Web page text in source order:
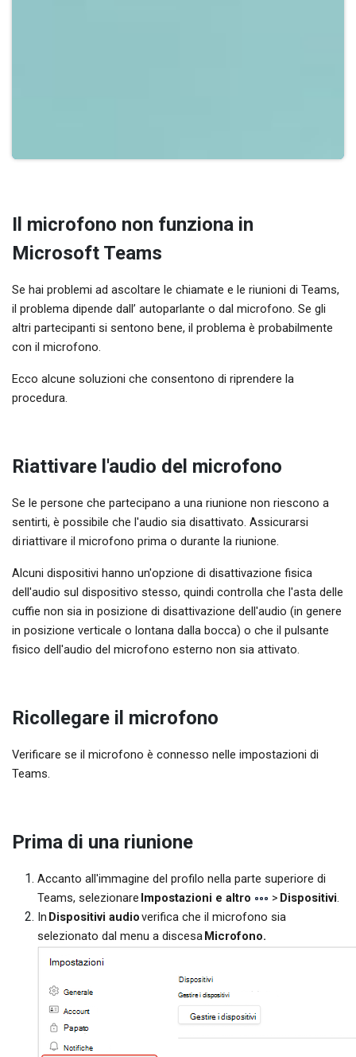
Il microfono non funziona in
Microsoft Teams
Se hai problemi ad ascoltare le chiamate e le riunioni di Teams,
il problema dipende dall’ autoparlante o dal microfono. Se gli
altri partecipanti si sentono bene, il problema è probabilmente
con il microfono.
Ecco alcune soluzioni che consentono di riprendere la
procedura.
Riattivare l'audio del microfono
Se le persone che partecipano a una riunione non riescono a
sentirti, è possibile che l'audio sia disattivato. Assicurarsi
di riattivare il microfono prima o durante la riunione.
Alcuni dispositivi hanno un'opzione di disattivazione fisica
dell'audio sul dispositivo stesso, quindi controlla che l'asta delle
cuffie non sia in posizione di disattivazione dell'audio (in genere
in posizione verticale o lontana dalla bocca) o che il pulsante
fisico dell'audio del microfono esterno non sia attivato.
Ricollegare il microfono
Verificare se il microfono è connesso nelle impostazioni di
Teams.
Prima di una riunione
Accanto all'immagine del profilo nella parte superiore di
Teams, selezionare Impostazioni e altro > Dispositivi.
In Dispositivi audioverifica che il microfono sia
selezionato dal menu a discesaMicrofono.